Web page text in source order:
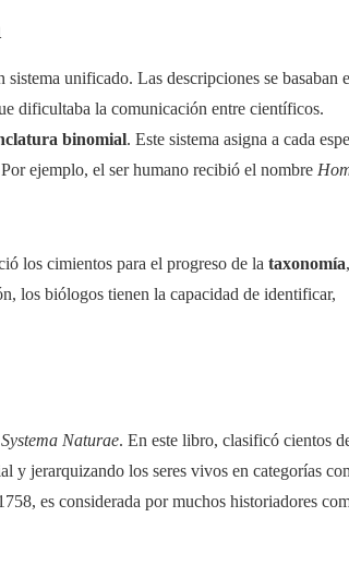
unificado. Las descripciones se basaban
dificultaba la comunicación entre científicos.
binomial. Este sistema asigna a cada
ejemplo, el ser humano recibió el nombre
los cimientos para el progreso de la taxonomía,
los biólogos tienen la capacidad de identificar,
Systema Naturae. En este libro, clasificó cientos
y jerarquizando los seres vivos en categorías
es considerada por muchos historiadores